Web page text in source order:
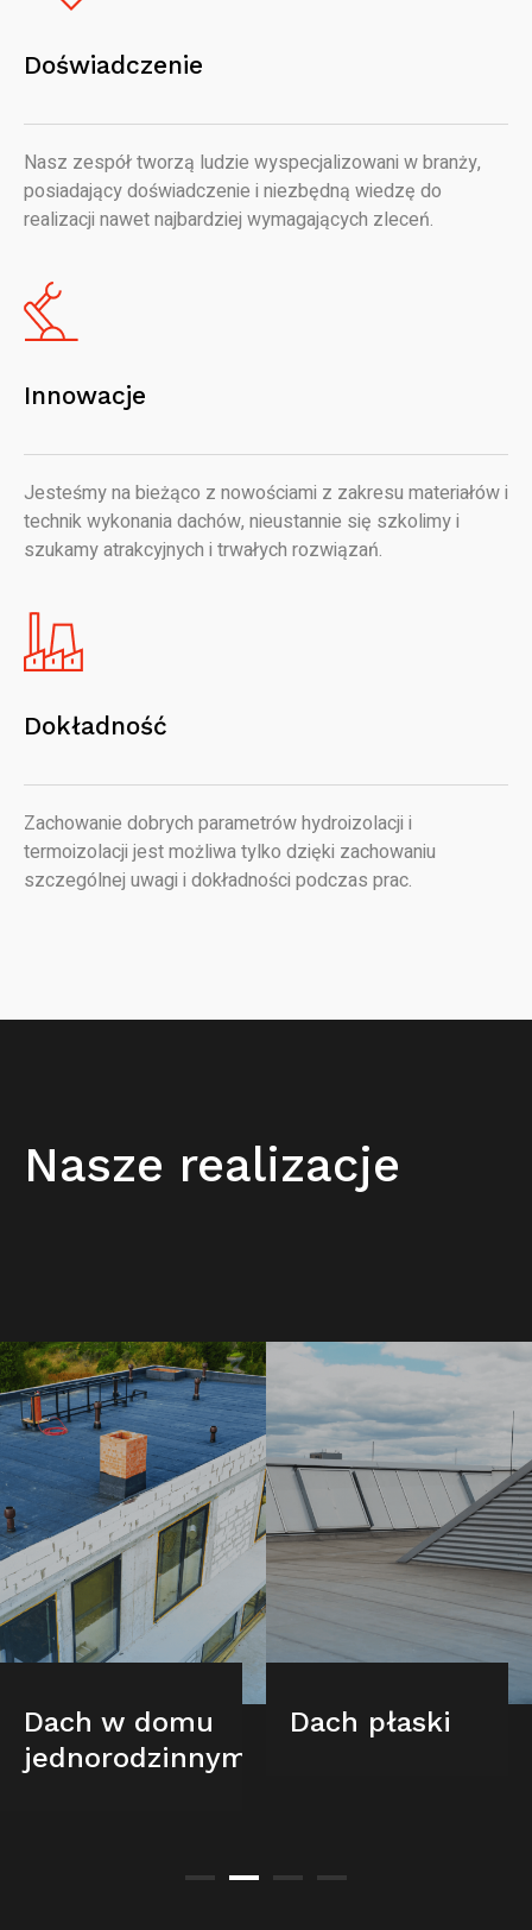
Doświadczenie
Nasz zespół tworzą ludzie wyspecjalizowani w branży,
posiadający doświadczenie i niezbędną wiedzę do
realizacji nawet najbardziej wymagających zleceń.
Innowacje
Jesteśmy na bieżąco z nowościami z zakresu materiałów i
technik wykonania dachów, nieustannie się szkolimy i
szukamy atrakcyjnych i trwałych rozwiązań.
Dokładność
Zachowanie dobrych parametrów hydroizolacji i
termoizolacji jest możliwa tylko dzięki zachowaniu
szczególnej uwagi i dokładności podczas prac.
Nasze realizacje
Dach w domu
jednorodzinnym
Dach płaski